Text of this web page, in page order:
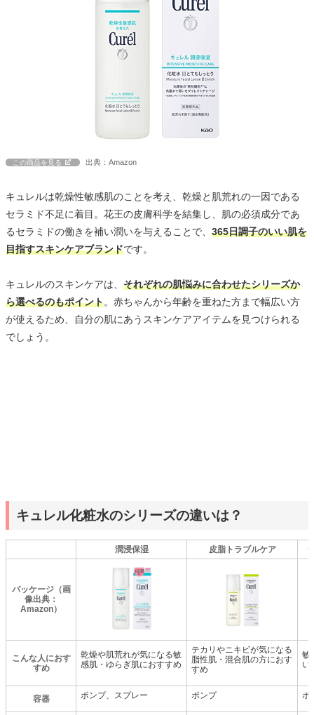
この商品を見る 出典：Amazon
キュレルは乾燥性敏感肌のことを考え、乾燥と肌荒れの一因である
セラミド不足に着目。花王の皮膚科学を結集し、肌の必須成分であ
るセラミドの働きを補い潤いを与えることで、 365日調子のいい肌を
目指すスキンケアブランドです。
キュレルのスキンケアは、 それぞれの肌悩みに合わせたシリーズか
ら選べるのもポイント。赤ちゃんから年齢を重ねた方まで幅広い方
が使えるため、自分の肌にあうスキンケアアイテムを見つけられる
でしょう。
キュレル化粧水のシリーズの違いは？
潤浸保湿 皮脂トラブルケア
パッケージ（画
像出典：
Amazon）
こんな人におす
すめ
乾燥や肌荒れが気になる敏
感肌・ゆらぎ肌におすすめ
テカリやニキビが気になる
脂性肌・混合肌の方におす
すめ
敏
い
容器 ポンプ、スプレー ポンプ ポ